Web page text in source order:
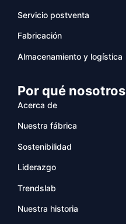
Servicio postventa
Fabricación
Almacenamiento y logística
Por qué nosotros
Acerca de
Nuestra fábrica
Sostenibilidad
Liderazgo
Trendslab
Nuestra historia